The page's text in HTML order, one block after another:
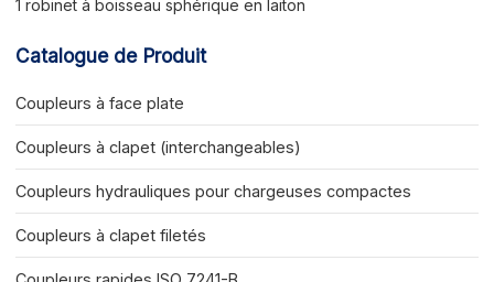
1 robinet à boisseau sphérique en laiton
Catalogue de Produit
Coupleurs à face plate
Coupleurs à clapet (interchangeables)
Coupleurs hydrauliques pour chargeuses compactes
Coupleurs à clapet filetés